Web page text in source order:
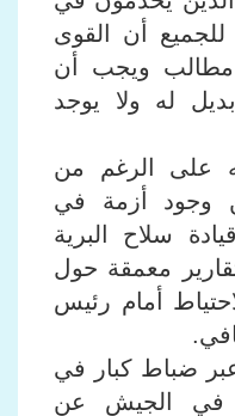
أن القوى
مطالب ويجب أن
له ولا يوجد
على الرغم من
وجود أزمة في
سلاح البرية
معمقة حول
أمام رئيس
ضباط كبار في
في الجيش عن